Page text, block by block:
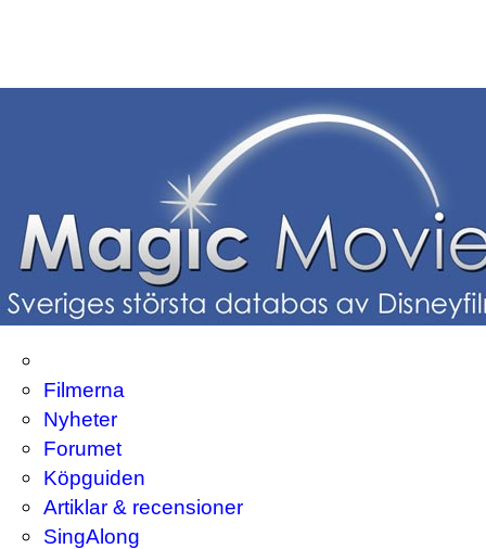
Filmerna
Nyheter
Forumet
Köpguiden
Artiklar & recensioner
SingAlong